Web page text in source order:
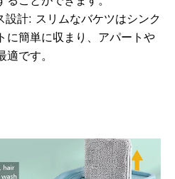
計: スリムなバケツはシンク
に簡単に収まり、アパートや
です。